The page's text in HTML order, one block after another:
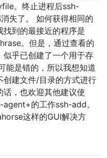
。终止进程后ssh-
失了。 如何获得相同的
到的最接近的程序是
。但是，通过查看的
乎已创建了一个用于存
能是错的，所以我想知道
建文件/目录的方式进行
，也欢迎其他建议使
的工作ssh-add。
这样的GUI解决方